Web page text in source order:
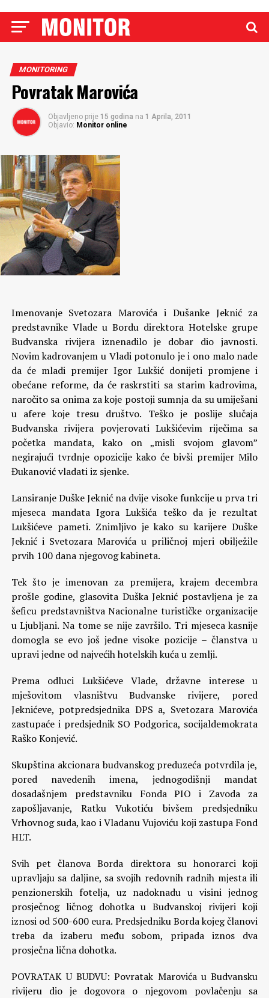
MONITORING
Povratak Marovića
Objavljeno prije 15 godina na 1 Aprila, 2011
Objavio: Monitor online
Imenovanje Svetozara Marovića i Dušanke Jeknić za
predstavnike Vlade u Bordu direktora Hotelske grupe
Budvanska rivijera iznenadilo je dobar dio javnosti.
Novim kadrovanjem u Vladi potonulo je i ono malo nade
da će mladi premijer Igor Lukšić donijeti promjene i
obećane reforme, da će raskrstiti sa starim kadrovima,
naročito sa onima za koje postoji sumnja da su umiješani
u afere koje tresu društvo. Teško je poslije slučaja
Budvanska rivijera povjerovati Lukšićevim riječima sa
početka mandata, kako on „misli svojom glavom”
negirajući tvrdnje opozicije kako će bivši premijer Milo
Đukanović vladati iz sjenke.
Lansiranje Duške Jeknić na dvije visoke funkcije u prva tri
mjeseca mandata Igora Lukšića teško da je rezultat
Lukšićeve pameti. Znimljivo je kako su karijere Duške
Jeknić i Svetozara Marovića u priličnoj mjeri obilježile
prvih 100 dana njegovog kabineta.
Tek što je imenovan za premijera, krajem decembra
prošle godine, glasovita Duška Jeknić postavljena je za
šeficu predstavništva Nacionalne turističke organizacije
u Ljubljani. Na tome se nije završilo. Tri mjeseca kasnije
domogla se evo još jedne visoke pozicije – članstva u
upravi jedne od najvećih hotelskih kuća u zemlji.
Prema odluci Lukšićeve Vlade, državne interese u
mješovitom vlasništvu Budvanske rivijere, pored
Jeknićeve, potpredsjednika DPS a, Svetozara Marovića
zastupaće i predsjednik SO Podgorica, socijaldemokrata
Raško Konjević.
Skupština akcionara budvanskog preduzeća potvrdila je,
pored navedenih imena, jednogodišnji mandat
dosadašnjem predstavniku Fonda PIO i Zavoda za
zapošljavanje, Ratku Vukotiću bivšem predsjedniku
Vrhovnog suda, kao i Vladanu Vujoviću koji zastupa Fond
HLT.
Svih pet članova Borda direktora su honorarci koji
upravljaju sa daljine, sa svojih redovnih radnih mjesta ili
penzionerskih fotelja, uz nadoknadu u visini jednog
prosječnog ličnog dohotka u Budvanskoj rivijeri koji
iznosi od 500-600 eura. Predsjedniku Borda kojeg članovi
treba da izaberu među sobom, pripada iznos dva
prosječna lična dohotka.
POVRATAK U BUDVU: Povratak Marovića u Budvansku
rivijeru dio je dogovora o njegovom povlačenju sa